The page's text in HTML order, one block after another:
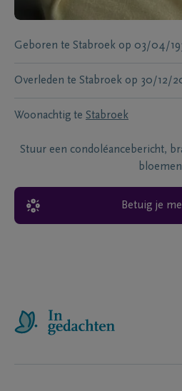
Geboren te Stabroek op 03/04/
Overleden te Stabroek op 30/12/
Woonachtig te Stabroek
Stuur een condoléancebericht,
bloemen
Betuig je